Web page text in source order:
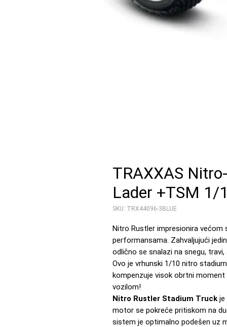
TRAXXAS
Lader +TSM 1/
SKU: TRX44096-3BLUE
Nitro Rustler impresionira većom
performansama. Zahvaljujući
odlično se snalazi na snegu,
Ovo je vrhunski 1/10 nitro
kompenzuje visok obrtni
vozilom!
Nitro Rustler Stadium Truck je
motor se pokreće pritiskom na
sistem je optimalno podešen uz